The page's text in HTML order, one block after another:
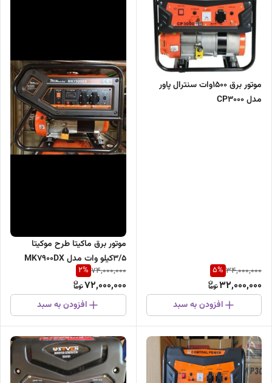
موتور برق 1500وات سنترال پاور
مدل CP3000
34,000,000
5%
32,000,000
افزودن به سبد
موتور برق ماکیتا طرح موکیتا
3/5کیلو وات مدل MK7900DX
74,000,000
2%
72,000,000
افزودن به سبد